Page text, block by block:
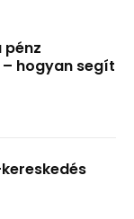
pénz
hogyan segít